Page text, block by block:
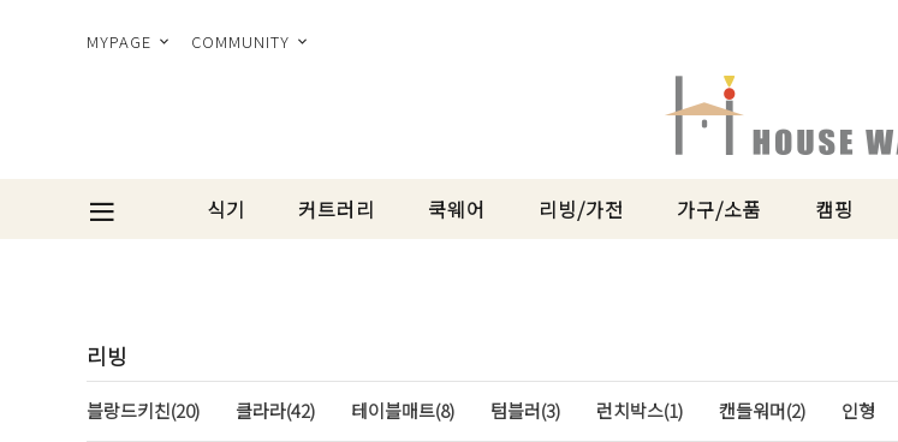
MYPAGE COMMUNITY
식기 커트러리 쿡웨어 리빙/가전 가구/소품 캠핑
리빙
블랑드키친(20) 클라라(42) 테이블매트(8) 텀블러(3) 런치박스(1) 캔들워머(2) 인형